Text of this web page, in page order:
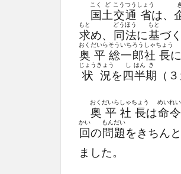
国
こく
土
ど
交
こう
通
つう
省
しょう
は、
き
求
もと
め、 同
どう
法
ほう
に基
もと
づく
奥
おく
平
だいら
総
そう
一
いち
郎
ろう
社
しゃ
長
ちょう
に
状
じょう
況
きょう
を四
し
半
はん
期
き
（
奥
おく
平
だいら
社
しゃ
長
ちょう
は命
めい
令
れい
回
かい
の問
もん
題
だい
をきちんと
ました。